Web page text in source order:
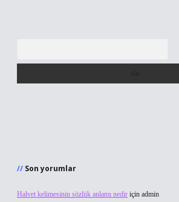
Son yorumlar
Halvet kelimesinin sözlük anlamı nedir için admin